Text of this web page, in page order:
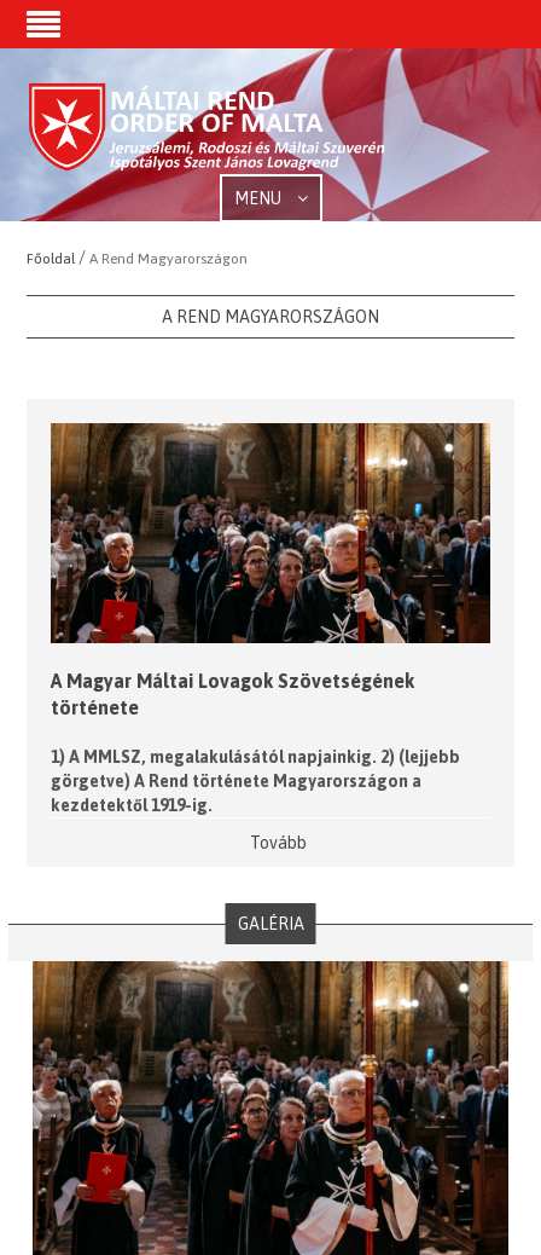
MENU
Főoldal /A Rend Magyarországon
A REND MAGYARORSZÁGON
A Magyar Máltai Lovagok Szövetségének
története
1) A MMLSZ, megalakulásától napjainkig. 2) (lejjebb
görgetve) A Rend története Magyarországon a
kezdetektől 1919-ig.
Tovább
GALÉRIA